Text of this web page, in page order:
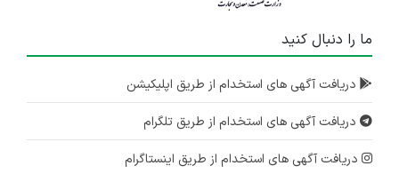
ما را دنبال کنید
دریافت آگهی های استخدام از طریق اپلیکیشن
دریافت آگهی های استخدام از طریق تلگرام
دریافت آگهی های استخدام از طریق اینستاگرام